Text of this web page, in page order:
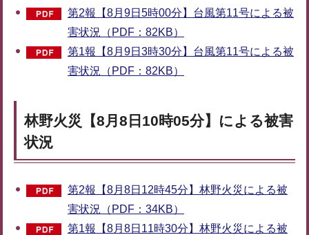
第2報【8月9日5時00分】台風第11号による被
害状況（PDF：82KB）
第1報【8月9日3時30分】台風第11号による被
害状況（PDF：82KB）
林野火災【8月8日10時05分】による被害
状況
第2報【8月8日12時45分】林野火災による被
害状況（PDF：34KB）
第1報【8月8日11時30分】林野火災による被